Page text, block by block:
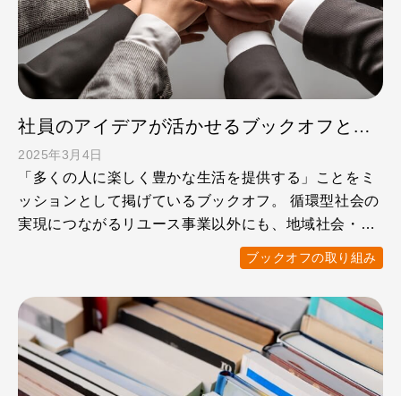
社員のアイデアが活かせるブックオフと地域社会とのつながり
2025年3月4日
「多くの人に楽しく豊かな生活を提供する」ことをミ
ッションとして掲げているブックオフ。 循環型社会の
実現につながるリユース事業以外にも、地域社会・行
ブックオフの取り組み